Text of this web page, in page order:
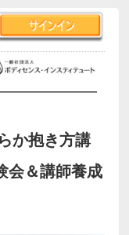
か抱き方講
会＆講師養成